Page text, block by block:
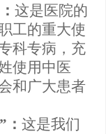
这是医院的
工的重大使
科专病，充
使用中医
和广大患者
这是我们